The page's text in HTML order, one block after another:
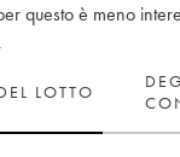
questo è meno
LOTTO